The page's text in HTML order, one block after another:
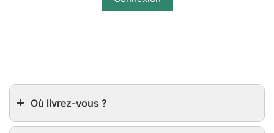
Où livrez-vous ?